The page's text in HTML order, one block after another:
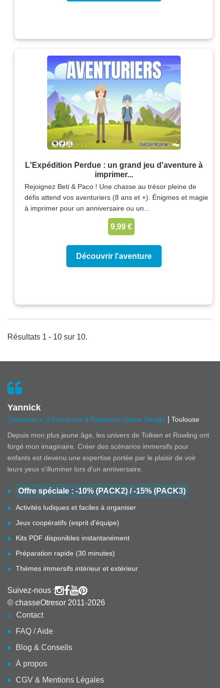
L'Expédition Perdue : un grand jeu d'aventure à
imprimer...
Rejoignez Beti & Paco ! Une chasse au trésor pleine de
défis attend vos aventuriers (8 ans et +). Énigmes et magie
à imprimer pour un anniversaire ou un...
9,99 €
Découvrir l'aventure
Résultats 1 - 10 sur 10.
Yannick
Concepteur d'Aventures & Expert en Game Design
Toulouse
Depuis mon plus jeune âge, les univers de Tolkien et Rowling ont
forgé mon imaginaire. Créer des scénarios immersifs pour
enfants est devenu une expertise portée par le plaisir de voir
leurs yeux s'illuminer lors d'un anniversaire.
Offre spéciale : -10% (PACK2) / -15% (PACK3)
Activités ludiques et faciles à organiser
Jeux coopératifs (esprit d'équipe)
Kits PDF disponibles instantanément
Préparation rapide (30 minutes)
Thèmes immersifs intérieur et extérieur
Suivez-nous :
© chasseOtresor 2011-2026
Contact
FAQ / Aide
Blog & Conseils
À propos
CGV & Mentions Légales